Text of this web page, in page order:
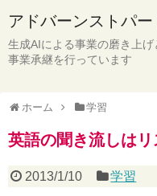
アドバーンストパー
生成AIによる事業の磨き上
事業承継を行っています
ホーム 学習
英語の聞き流しは
2013/1/10 学習